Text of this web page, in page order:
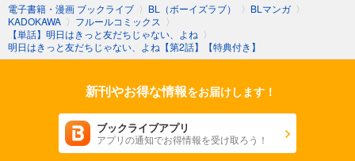
電子書籍・漫画 ブックライブ 〉 BL（ボーイズラブ） 〉 BLマンガ 〉
KADOKAWA 〉 フルールコミックス 〉
【単話】明日はきっと友だちじゃない、よね 〉
明日はきっと友だちじゃない、よね【第2話】【特典付き】
新刊やお得な情報をお届けします！
ブックライブアプリ
アプリの通知でお得情報を受け取ろう！